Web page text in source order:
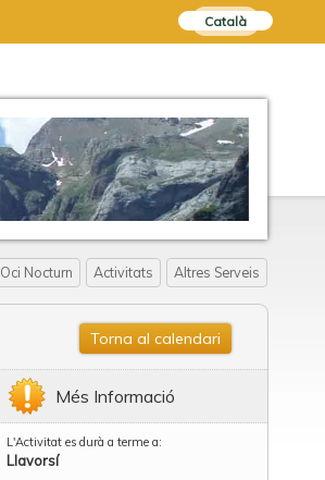
Català
Oci Nocturn Activitats Altres Serveis
Torna al calendari
Més Informació
L'Activitat es durà a terme a:
Llavorsí